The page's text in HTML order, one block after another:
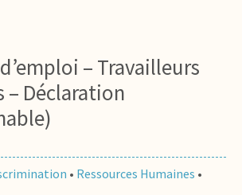
– Travailleurs
– Déclaration
• Ressources Humaines •